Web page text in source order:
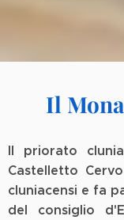
Il
Il priorato
Castelletto
cluniacensi e fa
del consiglio